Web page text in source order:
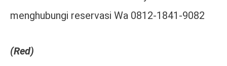
menghubungi reservasi Wa 0812-1841-9082
(Red)